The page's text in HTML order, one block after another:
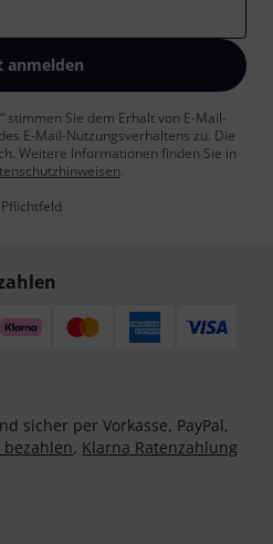
anmelden
stimmen Sie dem Erhalt von E-Mail-
E-Mail-Nutzungsverhaltens zu. Die
Weitere Informationen finden Sie in
.
sicher per Vorkasse, PayPal,
bezahlen, Klarna Ratenzahlung